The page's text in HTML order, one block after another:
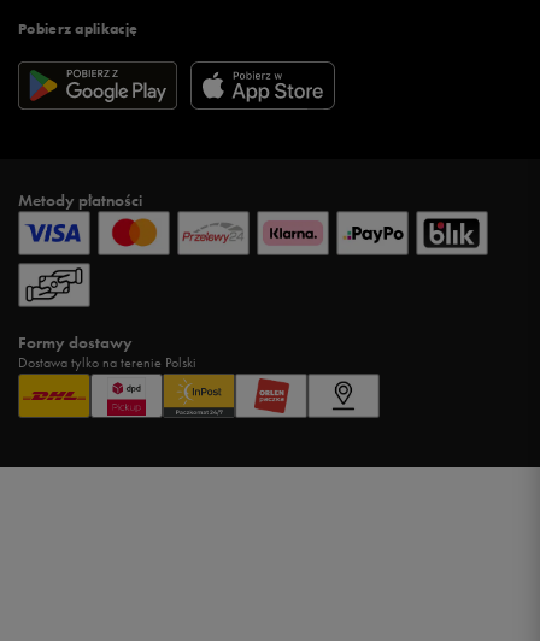
Pobierz aplikację
Metody płatności
Formy dostawy
Dostawa tylko na terenie Polski